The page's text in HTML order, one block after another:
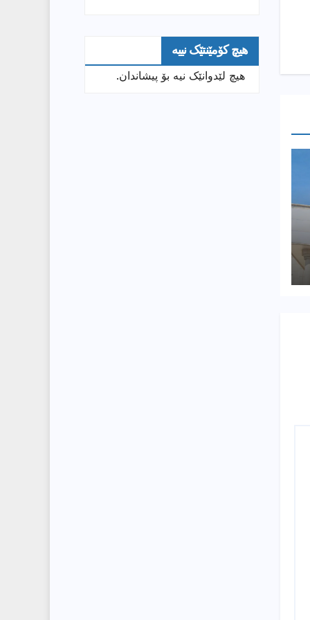
هیچ کۆمێنتێک نییە
هیچ لێدوانێک نیە بۆ پیشاندان.